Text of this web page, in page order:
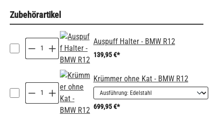
Zubehörartikel
Auspuff Halter - BMW R12
139,95 €*
Krümmer ohne Kat - BMW R12
699,95 €*